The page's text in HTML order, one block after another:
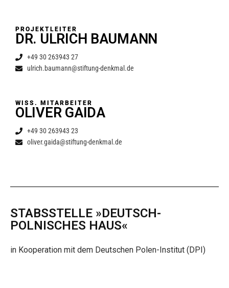
PROJEKTLEITER
DR. ULRICH BAUMANN
+49 30 263943 27
ulrich.baumann@stiftung-denkmal.de
WISS. MITARBEITER
OLIVER GAIDA
+49 30 263943 23
oliver.gaida@stiftung-denkmal.de
STABSSTELLE »DEUTSCH-
POLNISCHES HAUS«
in Kooperation mit dem Deutschen Polen-Institut (DPI)